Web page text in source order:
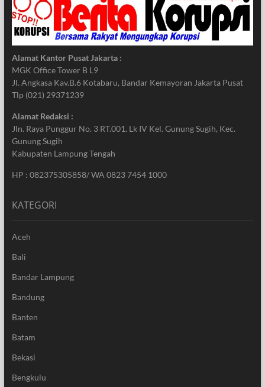
Alamat Kantor Pusat Jakarta :
MGK Office Tower B L9
Jl. Angkasa Kav.B.6 Kotabaru, Bandar Kemayoran Jakarta Pusat
Tlp (021) 29371239
Alamat Redaksi :
Jln. Raya Punggur No. 3 RT.001. Lk IV Kel. Gunung Sugih, Kec.
Gunung Sugih
Kabupaten Lampung Tengah
HP : 082375305858/ WA 0823 7454 1000
KATEGORI
Aceh
Bali
Bandar Lampung
Bandung
Banten
Batam
Bekasi
Bengkulu